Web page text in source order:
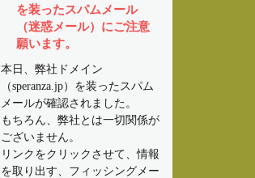
を装ったスパムメール
（迷惑メール）にご注意
願います。
本日、弊社ドメイン
（speranza.jp）を装ったスパム
メールが確認されました。
もちろん、弊社とは一切関係が
ございません。
リンクをクリックさせて、情報
を取り出す、フィッシングメー